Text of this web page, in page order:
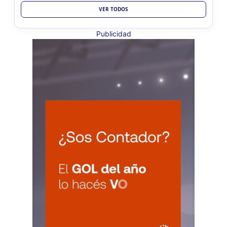
BUENOS AIRES
Ag. Bs As Reg Gral Retenc 2aQ
CUIT 0-1-2-3-4-5-6-7-8-9-…
LUN
10
10 Agentes RetenciÃ³n Catamarca
CUIT 0-1-2-3-4-5-6-7-8-9-…
CHUBUT
VER TODOS
Publicidad